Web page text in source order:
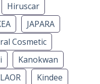
Hiruscar
JAPARA
Cosmetic
Kanokwan
Kindee